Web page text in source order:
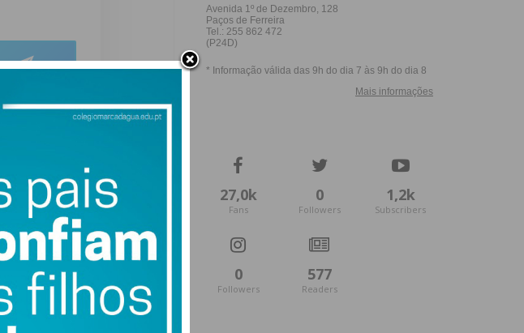
27,0k
Fans
0
Followers
1,2k
Subscribers
0
Followers
577
Readers